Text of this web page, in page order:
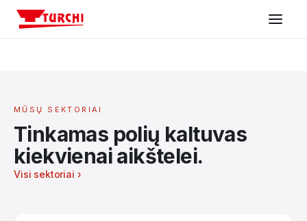
Sektoriai
Konfigūratorius
MŪSŲ SEKTORIAI
Tinkamas polių kaltuvas
kiekvienai aikštelei.
Visi sektoriai ›